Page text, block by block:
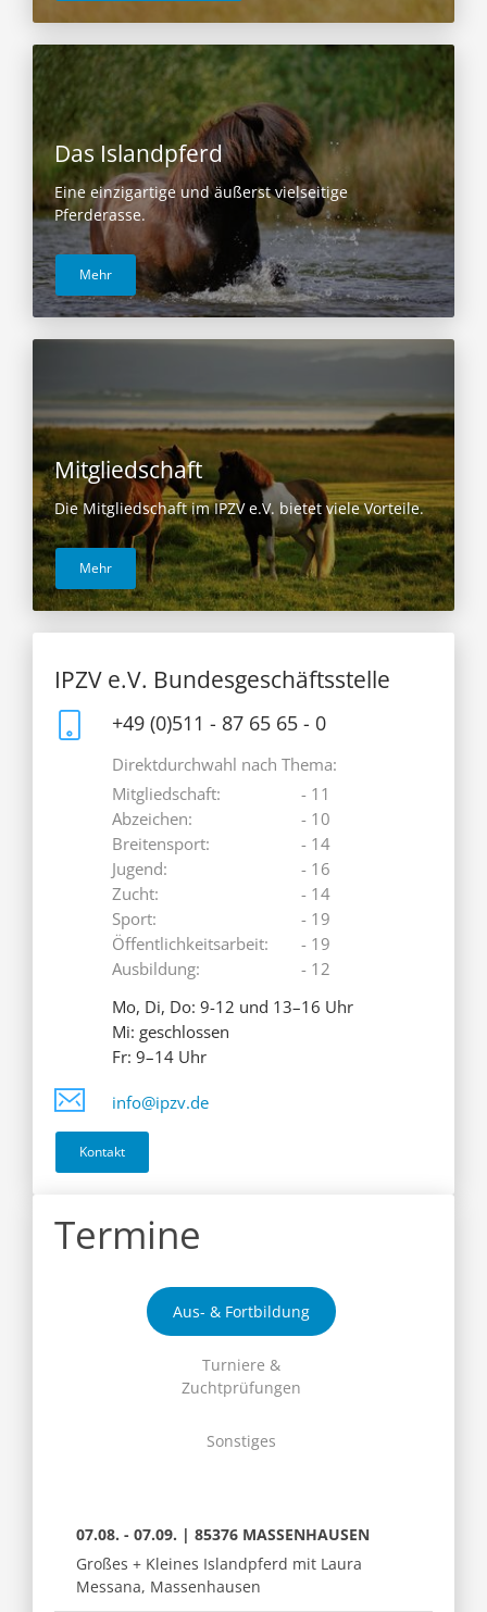
Das Islandpferd
Eine einzigartige und äußerst vielseitige
Pferderasse.
Mehr
Mitgliedschaft
Die Mitgliedschaft im IPZV e.V. bietet viele Vorteile.
Mehr
IPZV e.V. Bundesgeschäftsstelle
+49 (0)511 - 87 65 65 - 0
Direktdurchwahl nach Thema:
Mitgliedschaft:
Abzeichen:
Breitensport:
Jugend:
Zucht:
Sport:
Öffentlichkeitsarbeit:
Ausbildung:
- 11
- 10
- 14
- 16
- 14
- 19
- 19
- 12
Mo, Di, Do: 9-12 und 13–16 Uhr
Mi: geschlossen
Fr: 9–14 Uhr
info@ipzv.de
Kontakt
Termine
Aus- & Fortbildung
Turniere &
Zuchtprüfungen
Sonstiges
07.08. - 07.09. | 85376 MASSENHAUSEN
Großes + Kleines Islandpferd mit Laura
Messana, Massenhausen